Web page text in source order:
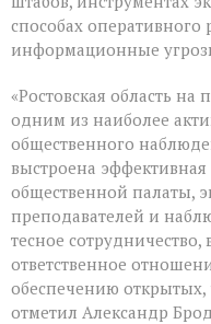
способах оперативного
информационные
«Ростовская область на
одним из наиболее
общественного
выстроена
общественной палаты,
преподавателей и
тесное
ответственное
обеспечению
отметил Александр